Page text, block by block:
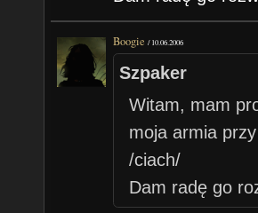
Boogie /10.06.2006
Szpaker
Witam, mam
moja armia
/ciach/
Dam radę go